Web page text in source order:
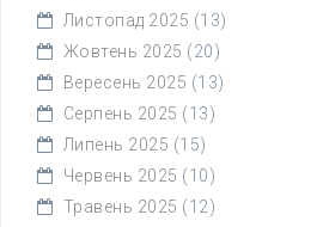
Листопад 2025 (13)
Жовтень 2025 (20)
Вересень 2025 (13)
Серпень 2025 (13)
Липень 2025 (15)
Червень 2025 (10)
Травень 2025 (12)